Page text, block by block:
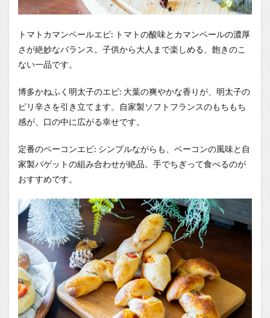
トマトカマンペールエピ: トマトの酸味とカマンベールの濃厚
さが絶妙なバランス。子供から大人まで楽しめる、飽きのこ
ない一品です。
博多かねふく明太子のエピ: 大葉の爽やかな香りが、明太子の
ピリ辛さを引き立てます。自家製ソフトフランスのもちもち
感が、口の中に広がる幸せです。
定番のペーコンエビ: シンプルながらも、ベーコンの風味と自
家製バゲットの組み合わせが絶品。手でちぎって食べるのが
おすすめです。